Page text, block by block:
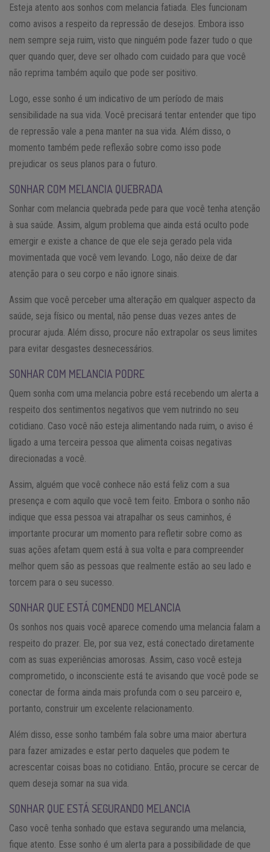
Esteja atento aos sonhos com melancia fatiada. Eles funcionam
como avisos a respeito da repressão de desejos. Embora isso
nem sempre seja ruim, visto que ninguém pode fazer tudo o que
quer quando quer, deve ser olhado com cuidado para que você
não reprima também aquilo que pode ser positivo.
Logo, esse sonho é um indicativo de um período de mais
sensibilidade na sua vida. Você precisará tentar entender que tipo
de repressão vale a pena manter na sua vida. Além disso, o
momento também pede reflexão sobre como isso pode
prejudicar os seus planos para o futuro.
SONHAR COM MELANCIA QUEBRADA
Sonhar com melancia quebrada pede para que você tenha atenção
à sua saúde. Assim, algum problema que ainda está oculto pode
emergir e existe a chance de que ele seja gerado pela vida
movimentada que você vem levando. Logo, não deixe de dar
atenção para o seu corpo e não ignore sinais.
Assim que você perceber uma alteração em qualquer aspecto da
saúde, seja físico ou mental, não pense duas vezes antes de
procurar ajuda. Além disso, procure não extrapolar os seus limites
para evitar desgastes desnecessários.
SONHAR COM MELANCIA PODRE
Quem sonha com uma melancia pobre está recebendo um alerta a
respeito dos sentimentos negativos que vem nutrindo no seu
cotidiano. Caso você não esteja alimentando nada ruim, o aviso é
ligado a uma terceira pessoa que alimenta coisas negativas
direcionadas a você.
Assim, alguém que você conhece não está feliz com a sua
presença e com aquilo que você tem feito. Embora o sonho não
indique que essa pessoa vai atrapalhar os seus caminhos, é
importante procurar um momento para refletir sobre como as
suas ações afetam quem está à sua volta e para compreender
melhor quem são as pessoas que realmente estão ao seu lado e
torcem para o seu sucesso.
SONHAR QUE ESTÁ COMENDO MELANCIA
Os sonhos nos quais você aparece comendo uma melancia falam a
respeito do prazer. Ele, por sua vez, está conectado diretamente
com as suas experiências amorosas. Assim, caso você esteja
comprometido, o inconsciente está te avisando que você pode se
conectar de forma ainda mais profunda com o seu parceiro e,
portanto, construir um excelente relacionamento.
Além disso, esse sonho também fala sobre uma maior abertura
para fazer amizades e estar perto daqueles que podem te
acrescentar coisas boas no cotidiano. Então, procure se cercar de
quem deseja somar na sua vida.
SONHAR QUE ESTÁ SEGURANDO MELANCIA
Caso você tenha sonhado que estava segurando uma melancia,
fique atento. Esse sonho é um alerta para a possibilidade de que